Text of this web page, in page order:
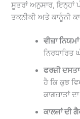
ਸੂਤਰਾਂ ਅਨੁਸਾਰ, ਇਨ੍ਹਾਂ
ਤਕਨੀਕੀ ਅਤੇ ਕਾਨੂੰਨੀ
ਵੀਜ਼ਾ
ਫਰਜ਼ੀ
ਹੈ ਕਿ ਕੁਝ
ਕਾਗਜ਼ਾਤਾਂ
ਕਾਲਜਾਂ ਦੀ